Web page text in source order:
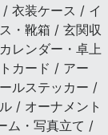
衣装ケース / イ
・靴箱 / 玄関収
レンダー・卓上
カード / アー
ルステッカー /
/ オーナメント
ム・写真立て /